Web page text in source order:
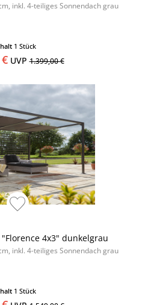
inkl. 4-teiliges Sonnendach grau
1 Stück
UVP1.399,00 €
4x3" dunkelgrau
inkl. 4-teiliges Sonnendach grau
1 Stück